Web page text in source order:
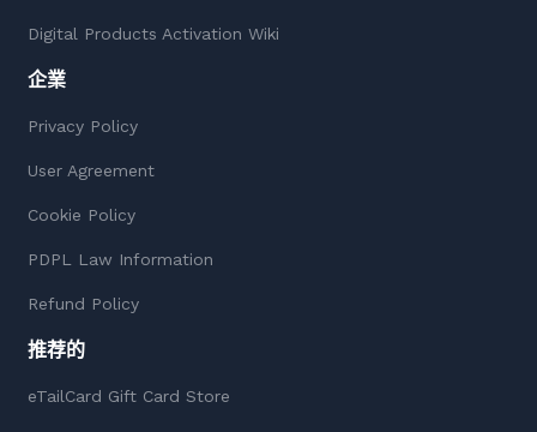
Digital Products Activation Wiki
企業
Privacy Policy
User Agreement
Cookie Policy
PDPL Law Information
Refund Policy
推荐的
eTailCard Gift Card Store